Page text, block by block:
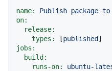
name: Publish package to
on:
release:
types:
[published
jobs:
build:
runs-on:
ubuntu-